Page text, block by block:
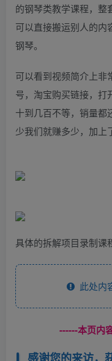
的钢琴类教学课程，整
可以直接搬运别人的内
钢琴。
可以看到视频简介上非
号，淘宝购买链接，打
十到几百不等，销量都
少我们就赚多少，加上
具体的拆解项目录制课
此处内
------本页内
感谢您的来访，